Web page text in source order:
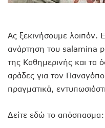
Ας ξεκινήσουμε λοιπόν.
ανάρτηση του salamina
της Καθημερινής και τα
αράδες για τον
πραγματικά,
Δείτε εδώ το απόσπασμα: